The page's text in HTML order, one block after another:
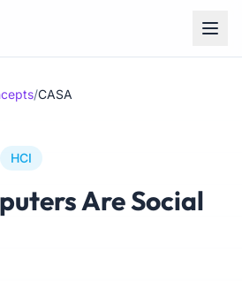
/CASA
HCI
Are Social